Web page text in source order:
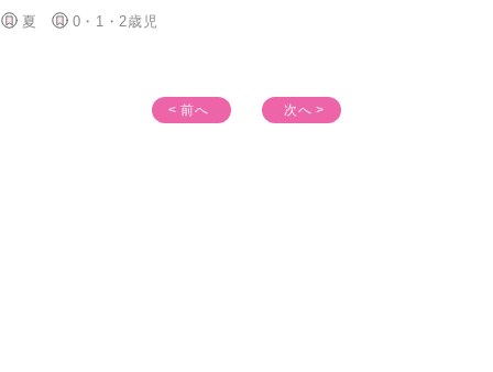
夏 0・1・2歳児
< 前へ 次へ >